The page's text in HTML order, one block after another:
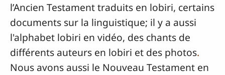
l’Ancien Testament traduits en lobiri, certains
documents sur la linguistique; il y a aussi
l'alphabet lobiri en vidéo, des chants de
différents auteurs en lobiri et des photos.
Nous avons aussi le Nouveau Testament en